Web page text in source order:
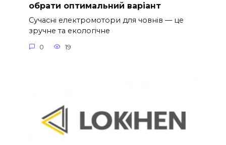
обрати оптимальний варіант
Сучасні електромотори для човнів — це
зручне та екологічне
0 19